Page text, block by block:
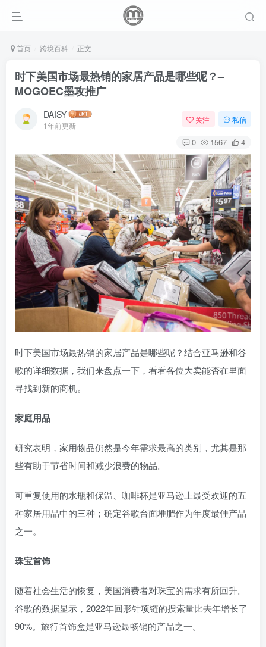
首页 跨境百科 正文
时下美国市场最热销的家居产品是哪些呢？–
MOGOEC墨攻推广
DAISY
1年前更新
关注 私信
0 1567 4
时下美国市场最热销的家居产品是哪些呢？结合亚马逊和谷
歌的详细数据，我们来盘点一下，看看各位大卖能否在里面
寻找到新的商机。
家庭用品
研究表明，家用物品仍然是今年需求最高的类别，尤其是那
些有助于节省时间和减少浪费的物品。
可重复使用的水瓶和保温、咖啡杯是亚马逊上最受欢迎的五
种家居用品中的三种；确定谷歌台面堆肥作为年度最佳产品
之一。
珠宝首饰
随着社会生活的恢复，美国消费者对珠宝的需求有所回升。
谷歌的数据显示，2022年回形针项链的搜索量比去年增长了
90%。旅行首饰盒是亚马逊最畅销的产品之一。